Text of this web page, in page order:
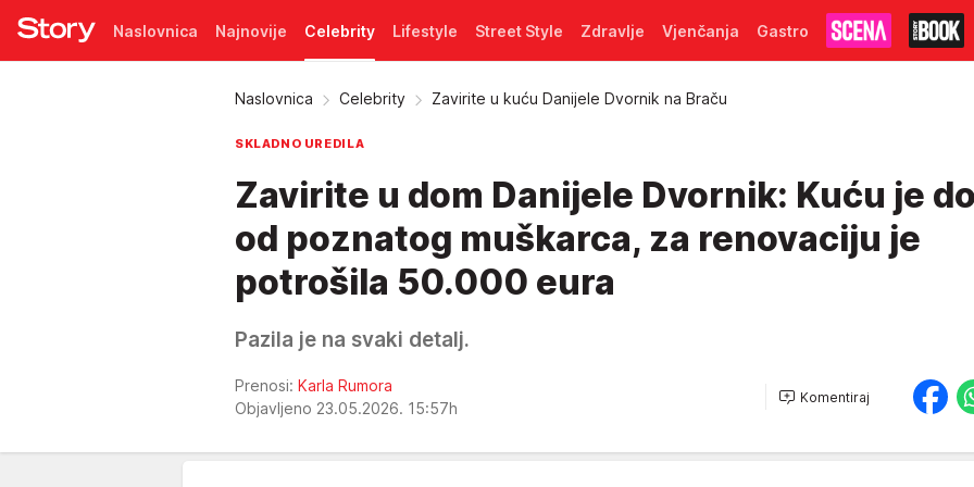
Naslovnica Najnovije Celebrity Lifestyle Street Style Zdravlje Vjenčanja Gastro
Naslovnica Celebrity Zavirite u kuću Danijele Dvornik na Braču
SKLADNO UREDILA
Zavirite u dom Danijele Dvornik: Kuću je
od poznatog muškarca, za renovaciju je
potrošila 50.000 eura
Pazila je na svaki detalj.
Prenosi: Karla Rumora
Objavljeno 23.05.2026. 15:57h
Komentiraj